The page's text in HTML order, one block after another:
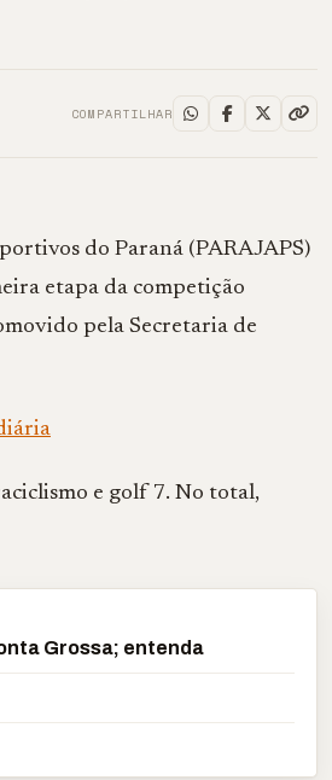
COMPARTILHAR
do Paraná (PARAJAPS)
etapa da competição
pela Secretaria de
e golf 7. No total,
Grossa; entenda